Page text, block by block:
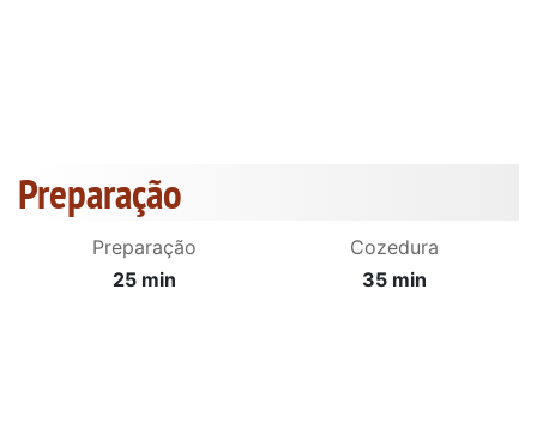
Preparação
Preparação
25 min
Cozedura
35 min